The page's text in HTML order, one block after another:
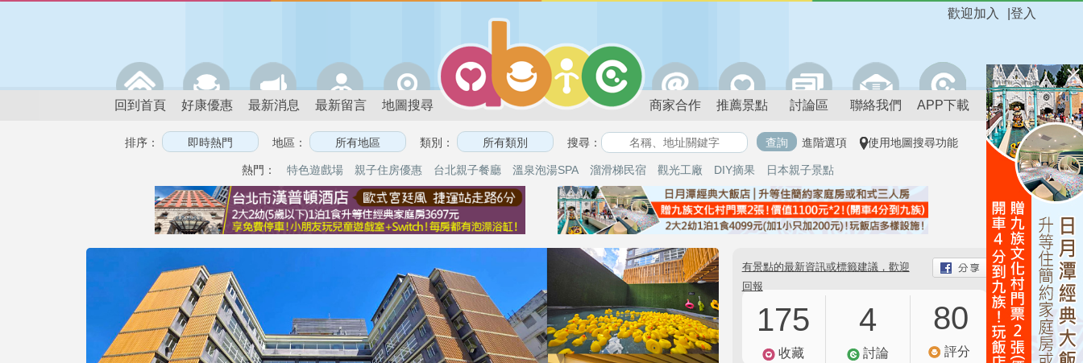
登入
歡迎加入
回到首頁 好康優惠 最新消息 最新留言 地圖搜尋 商家合作 推薦景點 討論區 聯絡我們 APP下載
排序： 地區： 類別： 搜尋： 進階選項 使用地圖搜尋功能
熱門： 特色遊戲場 親子住房優惠 台北親子餐廳 溫泉泡湯SPA 溜滑梯民宿 觀光工廠 DIY摘果 日本親子景點
有景點的最新資訊或標籤建議，歡迎
回報
175
收藏
4
討論
80
評分